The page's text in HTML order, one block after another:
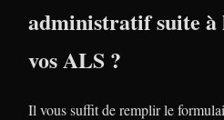
administratif suite à
vos ALS ?
Il vous suffit de remplir le